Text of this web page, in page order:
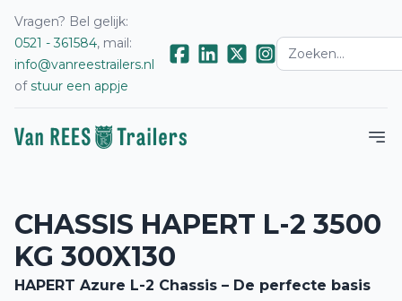
Vragen? Bel gelijk:
0521 - 361584, mail:
info@vanreestrailers.nl
ofstuur een appje
CHASSIS HAPERT L-2 3500
KG 300X130
HAPERT Azure L-2 Chassis – De perfecte basis